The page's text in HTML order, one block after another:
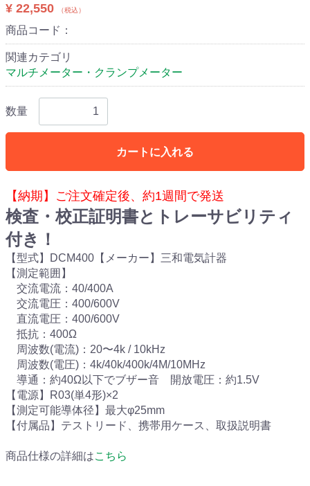
¥ 22,550 （税込）
商品コード：
関連カテゴリ
マルチメーター・クランプメーター
数量
カートに入れる
【納期】ご注文確定後、約1週間で発送
検査・校正証明書とトレーサビリティ
付き！
【型式】DCM400【メーカー】三和電気計器
【測定範囲】
交流電流：40/400A
交流電圧：400/600V
直流電圧：400/600V
抵抗：400Ω
周波数(電流)：20〜4k / 10kHz
周波数(電圧)：4k/40k/400k/4M/10MHz
導通：約40Ω以下でブザー音 開放電圧：約1.5V
【電源】R03(単4形)×2
【測定可能導体径】最大φ25mm
【付属品】テストリード、携帯用ケース、取扱説明書
商品仕様の詳細はこちら